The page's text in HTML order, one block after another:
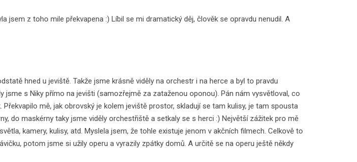
jsem z toho mile překvapena :) Líbil se mi dramatický děj, člověk se opravdu nenudil. A
hned u jeviště. Takže jsme krásně viděly na orchestr i na herce a byl to pravdu
s Niky přímo na jevišti (samozřejmě za zataženou oponou). Pán nám vysvětloval, co
mě, jak obrovský je kolem jeviště prostor, skladují se tam kulisy, je tam spousta
do maskérny taky jsme viděly orchestřiště a setkaly se s herci :) Největší zážitek pro mě
kamery, kulisy, atd. Myslela jsem, že tohle existuje jenom v akčních filmech. Celkově to
potom jsme si užily operu a vyrazily zpátky domů. A určitě se na operu ještě někdy